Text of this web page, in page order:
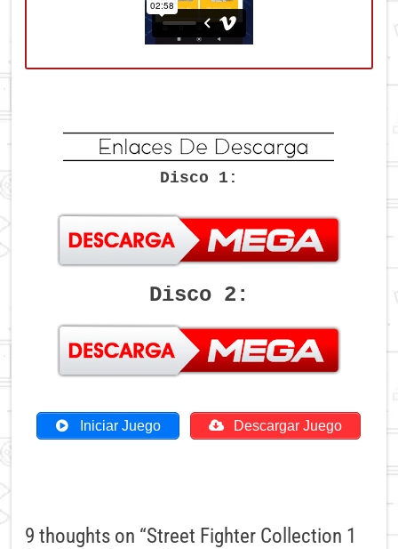
Disco 1:
Disco 2:
Iniciar Juego Descargar Juego
9 thoughts on “Street Fighter Collection 1